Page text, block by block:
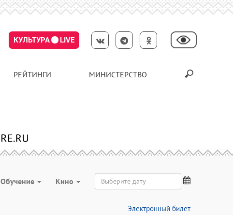
КУЛЬТУРА LIVE
РЕЙТИНГИ МИНИСТЕРСТВО
Обучение Кино
Электронный билет